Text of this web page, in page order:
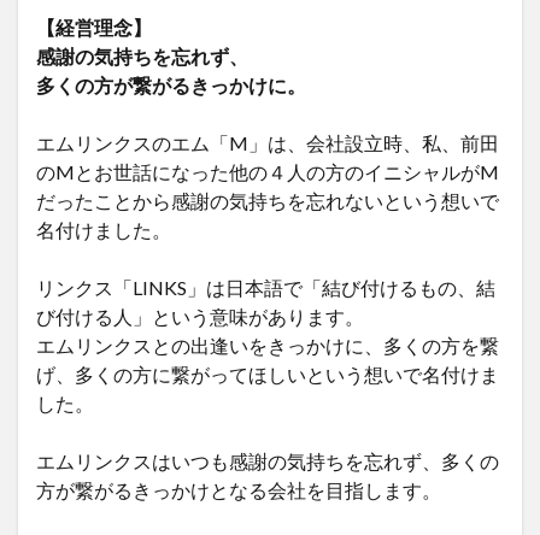
【経営理念】
感謝の気持ちを忘れず、
多くの方が繋がるきっかけに。
エムリンクスのエム「M」は、会社設立時、私、前田
のMとお世話になった他の４人の方のイニシャルがM
だったことから感謝の気持ちを忘れないという想いで
名付けました。
リンクス「LINKS」は日本語で「結び付けるもの、結
び付ける人」という意味があります。
エムリンクスとの出逢いをきっかけに、多くの方を繋
げ、多くの方に繋がってほしいという想いで名付けま
した。
エムリンクスはいつも感謝の気持ちを忘れず、多くの
方が繋がるきっかけとなる会社を目指します。